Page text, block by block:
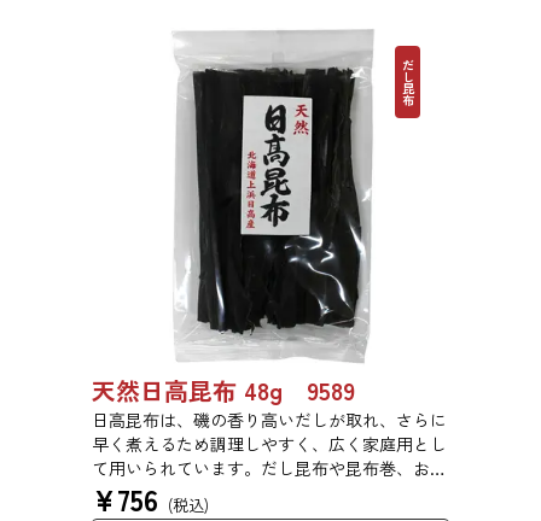
だし昆布
天然日高昆布 48g 9589
日高昆布は、磯の香り高いだしが取れ、さらに
早く煮えるため調理しやすく、広く家庭用とし
て用いられています。だし昆布や昆布巻、おで
ん、佃煮、煮締め等に最適です。
¥756 (税込)